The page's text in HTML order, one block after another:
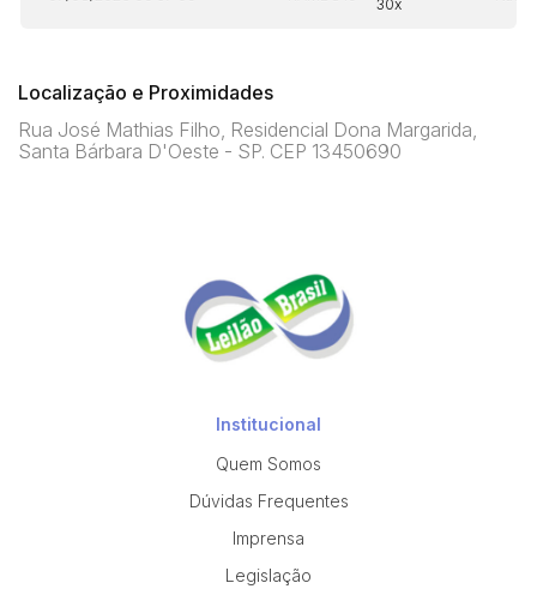
30x
Localização e Proximidades
Rua José Mathias Filho, Residencial Dona Margarida,
Santa Bárbara D'Oeste - SP. CEP 13450690
Institucional
Quem Somos
Dúvidas Frequentes
Imprensa
Legislação